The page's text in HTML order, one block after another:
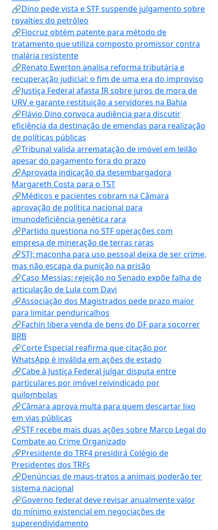
🔗Dino pede vista e STF suspende julgamento sobre
royalties do petróleo
🔗Fiocruz obtém patente para método de
tratamento que utiliza composto promissor contra
malária resistente
🔗Renato Ewerton analisa reforma tributária e
recuperação judicial: o fim de uma era do improviso
🔗Justiça Federal afasta IR sobre juros de mora de
URV e garante restituição a servidores na Bahia
🔗Flávio Dino convoca audiência para discutir
eficiência da destinação de emendas para realização
de políticas públicas
🔗Tribunal valida arrematação de imóvel em leilão
apesar do pagamento fora do prazo
🔗Aprovada indicação da desembargadora
Margareth Costa para o TST
🔗Médicos e pacientes cobram na Câmara
aprovação de política nacional para
imunodeficiência genética rara
🔗Partido questiona no STF operações com
empresa de mineração de terras raras
🔗STJ: maconha para uso pessoal deixa de ser crime,
mas não escapa da punição na prisão
🔗Caso Messias: rejeição no Senado expõe falha de
articulação de Lula com Davi
🔗Associação dos Magistrados pede prazo maior
para limitar penduricalhos
🔗Fachin libera venda de bens do DF para socorrer
BRB
🔗Corte Especial reafirma que citação por
WhatsApp é inválida em ações de estado
🔗Cabe à Justiça Federal julgar disputa entre
particulares por imóvel reivindicado por
quilombolas
🔗Câmara aprova multa para quem descartar lixo
em vias públicas
🔗STF recebe mais duas ações sobre Marco Legal do
Combate ao Crime Organizado
🔗Presidente do TRF4 presidirá Colégio de
Presidentes dos TRFs
🔗Denúncias de maus-tratos a animais poderão ter
sistema nacional
🔗Governo federal deve revisar anualmente valor
do mínimo existencial em negociações de
superendividamento